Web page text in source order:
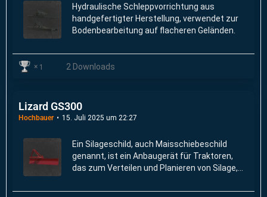
Hydraulische Schleppvorrichtung aus
handgefertigter Herstellung, verwendet zur
Bodenbearbeitung auf flacheren Geländen.
1 2 Downloads
Lizard GS300
Hochbauer 15. Juli 2025 um 22:27
Ein Silageschild, auch Maisschiebeschild
genannt, ist ein Anbaugerät für Traktoren,
das zum Verteilen und Planieren von Silage,
Fahrsilos verwendet wird.